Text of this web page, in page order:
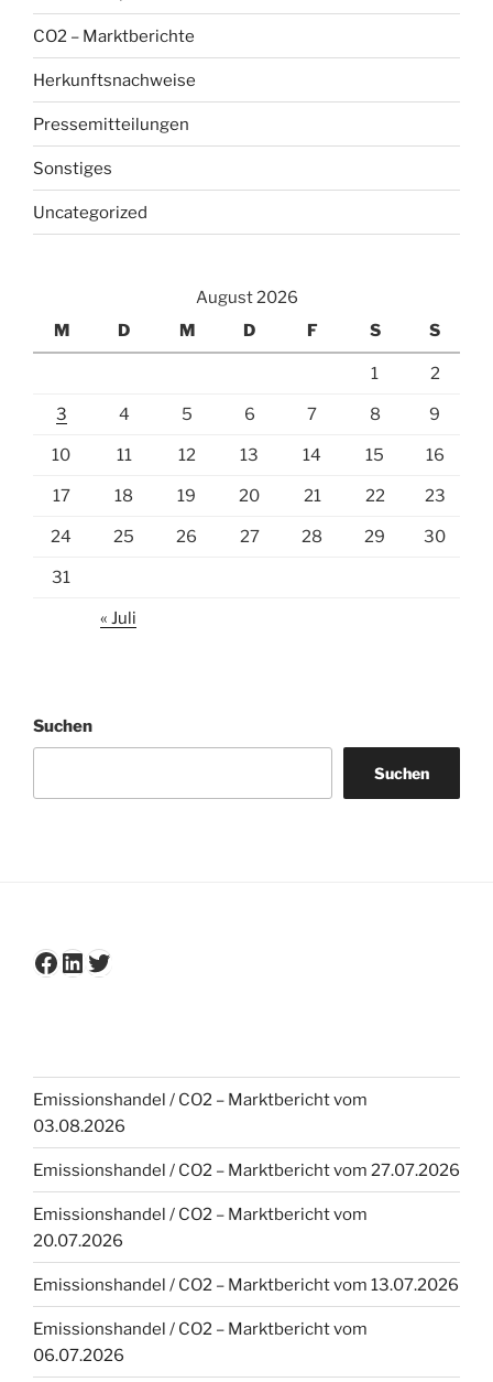
CO2 – Marktberichte
Herkunftsnachweise
Pressemitteilungen
Sonstiges
Uncategorized
August 2026
M
D M D F S S
1 2
3 4 5 6 7 8 9
10 11 12 13 14 15 16
17 18 19 20 21 22 23
24 25 26 27 28 29 30
31
« Juli
Suchen
Suchen
Facebook
LinkedIn
Twitter
Emissionshandel / CO2 – Marktbericht vom
03.08.2026
Emissionshandel / CO2 – Marktbericht vom 27.07.2026
Emissionshandel / CO2 – Marktbericht vom
20.07.2026
Emissionshandel / CO2 – Marktbericht vom 13.07.2026
Emissionshandel / CO2 – Marktbericht vom
06.07.2026